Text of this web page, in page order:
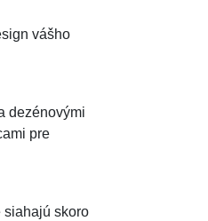
vášho
dezénovými
pre
siahajú skoro